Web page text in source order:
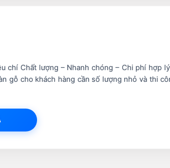
chí Chất lượng – Nhanh chóng – Chi phí hợp
gỗ cho khách hàng cần số lượng nhỏ và thi